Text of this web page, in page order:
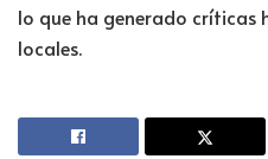
lo que ha generado críticas
locales.